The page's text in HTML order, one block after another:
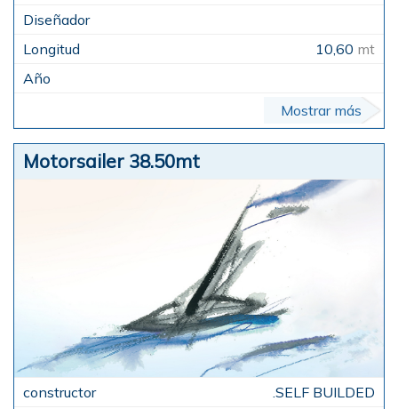
10,60 mt
Mostrar más
Motorsailer 38.50mt
.SELF BUILDED